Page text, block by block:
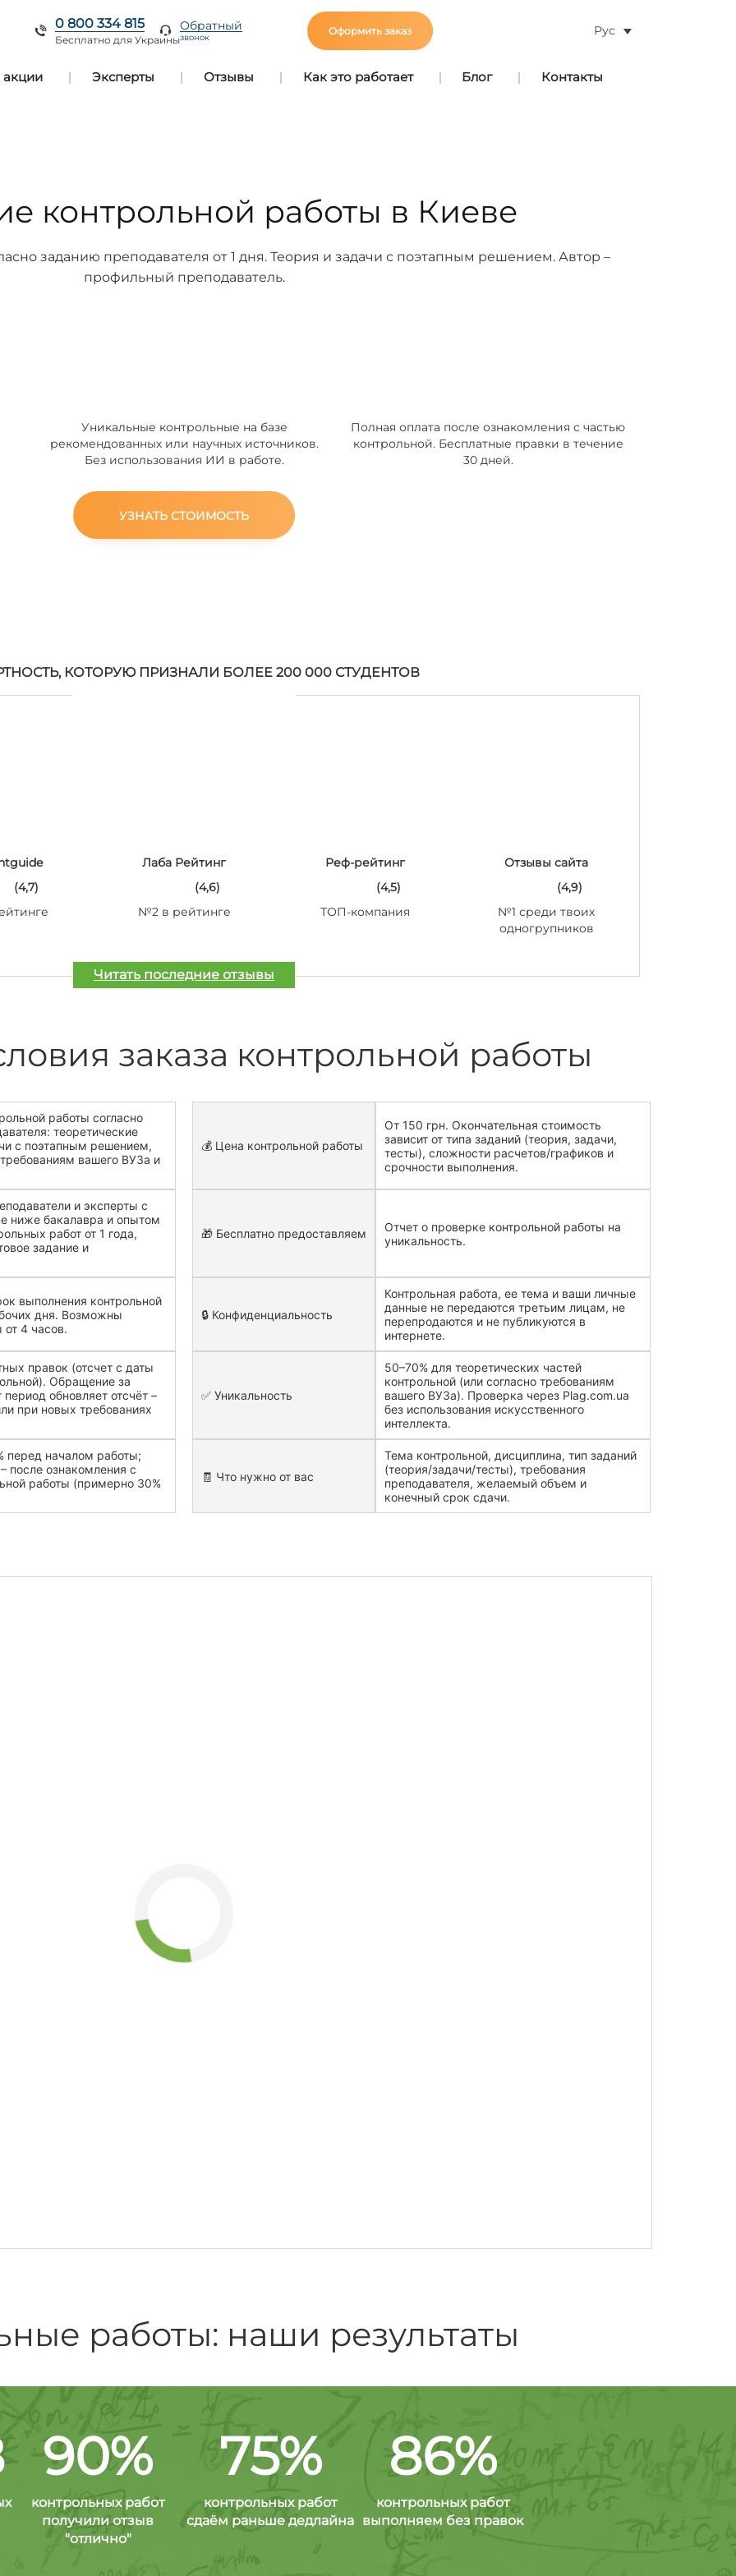
0 800 334 815
Бесплатно для Украины
Обратный
звонок
Оформить заказ Рус
акции Эксперты Отзывы Как это работает Блог Контакты
контрольной работы в Киеве
заданию преподавателя от 1 дня. Теория и задачи с поэтапным решением. Автор –
профильный преподаватель.
Уникальные контрольные на базе
рекомендованных или научных источников.
Без использования ИИ в работе.
Полная оплата после ознакомления с частью
контрольной. Бесплатные правки в течение
30 дней.
УЗНАТЬ СТОИМОСТЬ
КОТОРУЮ ПРИЗНАЛИ БОЛЕЕ 200 000 СТУДЕНТОВ
(4,7)
Лаба Рейтинг
(4,6)
№2 в рейтинге
Реф-рейтинг
(4,5)
ТОП-компания
Отзывы сайта
(4,9)
№1 среди твоих
одногрупников
Читать последние отзывы
заказа контрольной работы
работы согласно
теоретические
с поэтапным решением,
вашего ВУЗа и
💰 Цена контрольной работы
От 150 грн. Окончательная стоимость
зависит от типа заданий (теория, задачи,
тесты), сложности расчетов/графиков и
срочности выполнения.
и эксперты с
ниже бакалавра и опытом
работ от 1 года,
задание и
🎁 Бесплатно предоставляем
Отчет о проверке контрольной работы на
уникальность.
выполнения контрольной
дня. Возможны
4 часов.
🔒 Конфиденциальность
Контрольная работа, ее тема и ваши личные
данные не передаются третьим лицам, не
перепродаются и не публикуются в
интернете.
правок (отсчет с даты
Обращение за
обновляет отсчёт –
при новых требованиях
✅ Уникальность
50–70% для теоретических частей
контрольной (или согласно требованиям
вашего ВУЗа). Проверка через Plag.com.ua
без использования искусственного
интеллекта.
перед началом работы;
после ознакомления с
работы (примерно 30%
🧾 Что нужно от вас
Тема контрольной, дисциплина, тип заданий
(теория/задачи/тесты), требования
преподавателя, желаемый объем и
конечный срок сдачи.
работы: наши результаты
90%
контрольных работ
получили отзыв
"отлично"
75%
контрольных работ
сдаём раньше дедлайна
86%
контрольных работ
выполняем без правок